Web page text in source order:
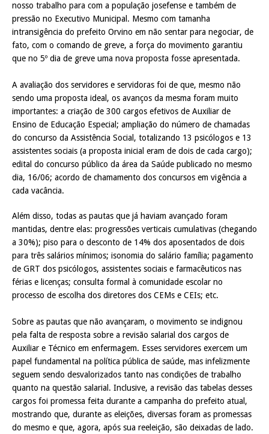
nosso trabalho para com a população josefense e também de
pressão no Executivo Municipal. Mesmo com tamanha
intransigência do prefeito Orvino em não sentar para negociar, de
fato, com o comando de greve, a força do movimento garantiu
que no 5º dia de greve uma nova proposta fosse apresentada.
A avaliação dos servidores e servidoras foi de que, mesmo não
sendo uma proposta ideal, os avanços da mesma foram muito
importantes: a criação de 300 cargos efetivos de Auxiliar de
Ensino de Educação Especial; ampliação do número de chamadas
do concurso da Assistência Social, totalizando 13 psicólogos e 13
assistentes sociais (a proposta inicial eram de dois de cada cargo);
edital do concurso público da área da Saúde publicado no mesmo
dia, 16/06; acordo de chamamento dos concursos em vigência a
cada vacância.
Além disso, todas as pautas que já haviam avançado foram
mantidas, dentre elas: progressões verticais cumulativas (chegando
a 30%); piso para o desconto de 14% dos aposentados de dois
para três salários mínimos; isonomia do salário família; pagamento
de GRT dos psicólogos, assistentes sociais e farmacêuticos nas
férias e licenças; consulta formal à comunidade escolar no
processo de escolha dos diretores dos CEMs e CEIs; etc.
Sobre as pautas que não avançaram, o movimento se indignou
pela falta de resposta sobre a revisão salarial dos cargos de
Auxiliar e Técnico em enfermagem. Esses servidores exercem um
papel fundamental na política pública de saúde, mas infelizmente
seguem sendo desvalorizados tanto nas condições de trabalho
quanto na questão salarial. Inclusive, a revisão das tabelas desses
cargos foi promessa feita durante a campanha do prefeito atual,
mostrando que, durante as eleições, diversas foram as promessas
do mesmo e que, agora, após sua reeleição, são deixadas de lado.